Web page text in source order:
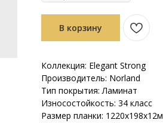
В корзину
Коллекция: Elegant Strong
Производитель: Norland
Тип покрытия: Ламинат
Износостойкость: 34 класс
Размер планки: